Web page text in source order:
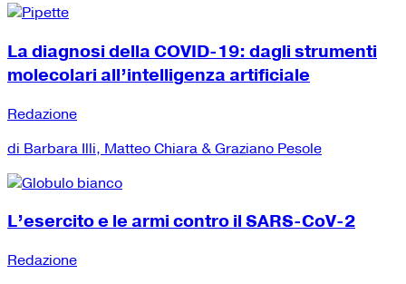
La diagnosi della COVID-19: dagli strumenti
molecolari all’intelligenza artificiale
Redazione
di Barbara Illi, Matteo Chiara & Graziano Pesole
L’esercito e le armi contro il SARS-CoV-2
Redazione